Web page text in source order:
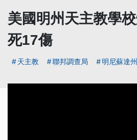
美國明州天主教學
死17傷
天主教 聯邦調查局 明尼蘇達州